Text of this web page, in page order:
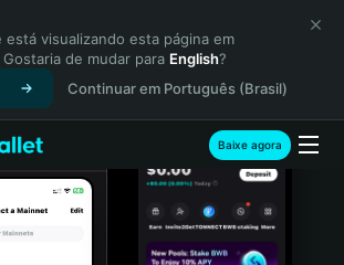
está visualizando esta página em
Gostaria de mudar para English?
Continuar em Português (Brasil)
Baixe agora